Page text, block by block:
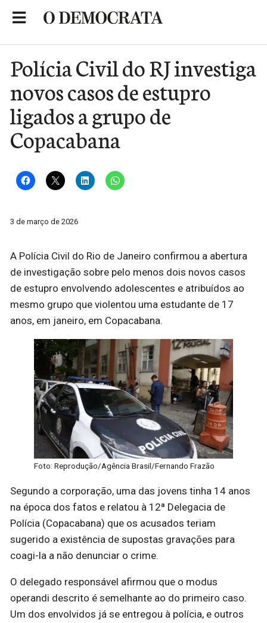
Polícia Civil do RJ investiga
novos casos de estupro
ligados a grupo de
Copacabana
3 de março de 2026
A Polícia Civil do Rio de Janeiro confirmou a abertura
de investigação sobre pelo menos dois novos casos
de estupro envolvendo adolescentes e atribuídos ao
mesmo grupo que violentou uma estudante de 17
anos, em janeiro, em Copacabana.
Foto: Reprodução/Agência Brasil/Fernando Frazão
Segundo a corporação, uma das jovens tinha 14 anos
na época dos fatos e relatou à 12ª Delegacia de
Polícia (Copacabana) que os acusados teriam
sugerido a existência de supostas gravações para
coagi-la a não denunciar o crime.
O delegado responsável afirmou que o modus
operandi descrito é semelhante ao do primeiro caso.
Um dos envolvidos já se entregou à polícia, e outros